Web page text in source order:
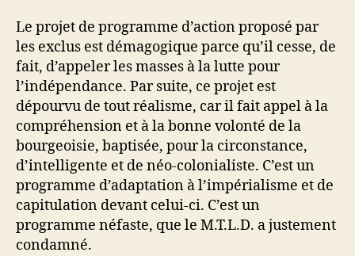
Le projet de programme d’action proposé par
les exclus est démagogique parce qu’il cesse, de
fait, d’appeler les masses à la lutte pour
l’indépendance. Par suite, ce projet est
dépourvu de tout réalisme, car il fait appel à la
compréhension et à la bonne volonté de la
bourgeoisie, baptisée, pour la circonstance,
d’intelligente et de néo-colonialiste. C’est un
programme d’adaptation à l’impérialisme et de
capitulation devant celui-ci. C’est un
programme néfaste, que le M.T.L.D. a justement
condamné.